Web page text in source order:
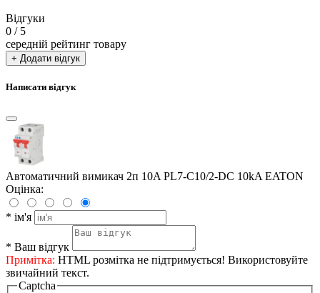
Відгуки
0 / 5
середній рейтинг товару
+ Додати відгук
Написати відгук
Автоматичний вимикач 2п 10A PL7-C10/2-DC 10kA EATON
Оцінка:
* ім'я
* Ваш відгук
Примітка: HTML розмітка не підтримується! Використовуйте
звичайний текст.
Captcha